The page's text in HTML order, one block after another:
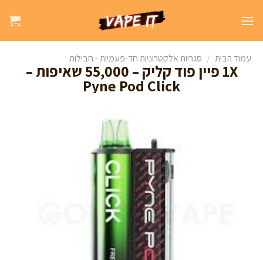
עמוד הבית / סגריות אלקטרוניות חד-פעמיות - חבילות
1X פיין פוד קליק – 55,000 שאיפות –
Pyne Pod Click